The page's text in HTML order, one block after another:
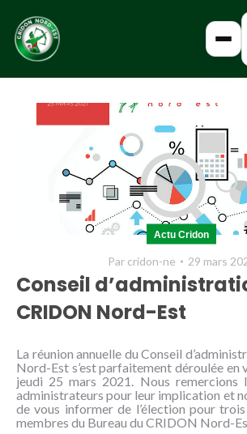
INTERROGEZ-
INFORMEZ-
VOUS
NOUS
CONNAÎTRE
CONTACT
Actu Cridon
Par cridon-ne 29 mars
Conseil
CRIDON Nord-Est
La réunion annuelle du Conseil
Nord-Est s’est parfaitement déroulée en
jeudi 25 mars 2021. Nous remercions
administrateurs pour leur implication et
de vous informer de l’élection pour
membres du Bureau du CRIDON Nord-